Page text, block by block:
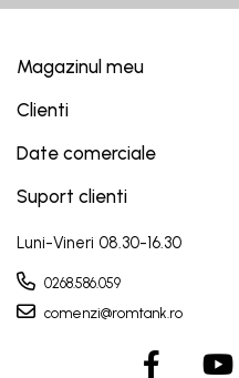
Magazinul meu
Clienti
Date comerciale
Suport clienti
Luni-Vineri 08.30-16.30
0268.586.059
comenzi@romtank.ro